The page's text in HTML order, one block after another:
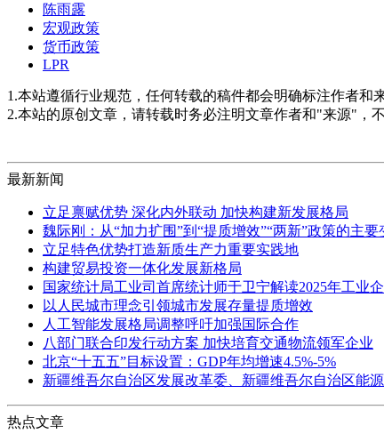
陈雨露
宏观政策
货币政策
LPR
1.本站遵循行业规范，任何转载的稿件都会明确标注作者和
2.本站的原创文章，请转载时务必注明文章作者和"来源"，
最新新闻
立足禀赋优势 深化内外联动 加快构建新发展格局
魏际刚：从“加力扩围”到“提质增效”“两新”政策的主
立足特色优势打造新质生产力重要实践地
构建贸易投资一体化发展新格局
国家统计局工业司首席统计师于卫宁解读2025年工业
以人民城市理念引领城市发展存量提质增效
人工智能发展格局调整呼吁加强国际合作
八部门联合印发行动方案 加快培育交通物流领军企业
北京“十五五”目标设置：GDP年均增速4.5%-5%
新疆维吾尔自治区发展改革委、新疆维吾尔自治区能
热点文章